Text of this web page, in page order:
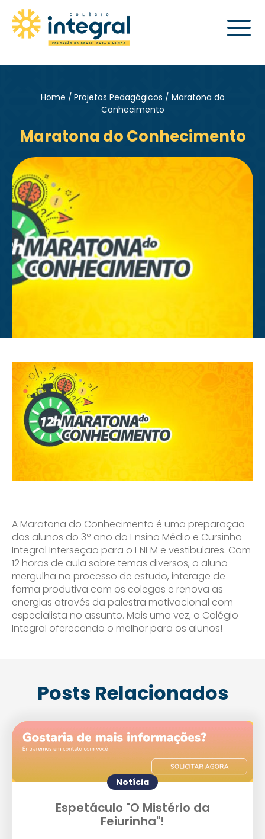
Home Projetos Pedagógicos
Maratona do
Conhecimento
Maratona do Conhecimento
A Maratona do Conhecimento é uma preparação
dos alunos do 3º ano do Ensino Médio e Cursinho
Integral Interseção para o ENEM e vestibulares. Com
12 horas de aula sobre temas diversos, o aluno
mergulha no processo de estudo, interage de
forma produtiva com os colegas e renova as
energias através da palestra motivacional com
especialista no assunto. Mais uma vez, o Colégio
Integral oferecendo o melhor para os alunos!
Posts Relacionados
Notícia
Espetáculo "O Mistério da
Feiurinha"!